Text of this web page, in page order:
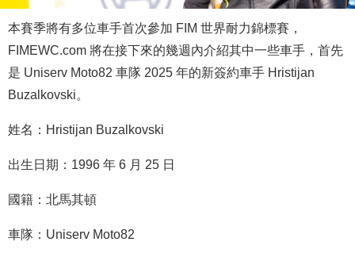
本賽季將有多位車手首次參加 FIM 世界耐力錦標賽，
FIMEWC.com 將在接下來的幾週內介紹其中一些車手，首先
是 Uniserv Moto82 車隊 2025 年的新簽約車手 Hristijan
Buzalkovski。
姓名：Hristijan Buzalkovski
出生日期：1996 年 6 月 25 日
國籍：北馬其頓
車隊：Uniserv Moto82